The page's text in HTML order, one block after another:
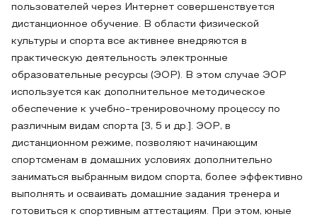
пользователей через Интернет совершенствуется
дистанционное обучение. В области физической
культуры и спорта все активнее внедряются в
практическую деятельность электронные
образовательные ресурсы (ЭОР). В этом случае ЭОР
используется как дополнительное методическое
обеспечение к учебно-тренировочному процессу по
различным видам спорта [3, 5 и др.]. ЭОР, в
дистанционном режиме, позволяют начинающим
спортсменам в домашних условиях дополнительно
заниматься выбранным видом спорта, более эффективно
выполнять и осваивать домашние задания тренера и
готовиться к спортивным аттестациям. При этом, юные